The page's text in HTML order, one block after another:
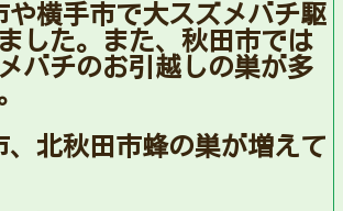
や横手市で大スズメバチ駆
した。また、秋田市では
バチのお引越しの巣が多
、北秋田市蜂の巣が増えて